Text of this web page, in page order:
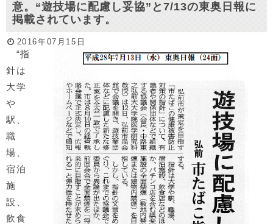
意。“遊技場に配慮し妥協”と7/13の東奥日報に
掲載されています。
2016年07月15日
“指
針は
大学
や
駅、
職
場、
宿泊
施
設、
飲食